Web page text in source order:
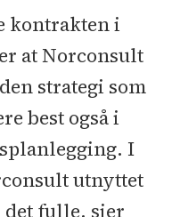
kontrakten i
at Norconsult
strategi som
best også i
I
utnyttet
fulle, sier